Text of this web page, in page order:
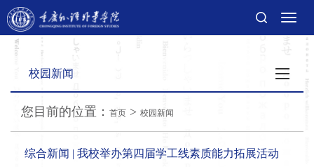
切
换
校园新闻
您目前的位置： 首页 > 校园新闻
综合新闻 | 我校举办第四届学工线素质能力拓展活动